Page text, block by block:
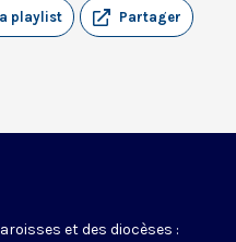
Partager
playlist
et des diocèses :